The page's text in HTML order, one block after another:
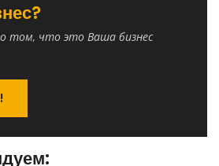
том, что это Ваша бизнес